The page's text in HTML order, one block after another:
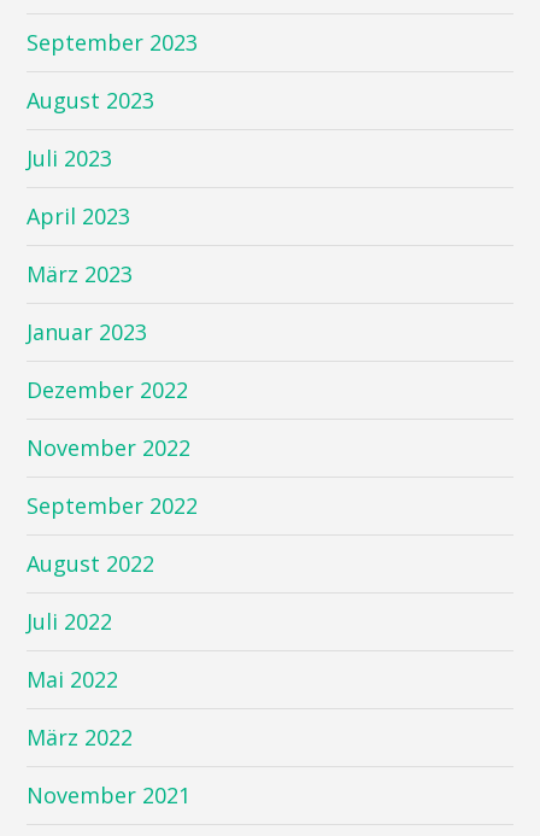
September 2023
August 2023
Juli 2023
April 2023
März 2023
Januar 2023
Dezember 2022
November 2022
September 2022
August 2022
Juli 2022
Mai 2022
März 2022
November 2021